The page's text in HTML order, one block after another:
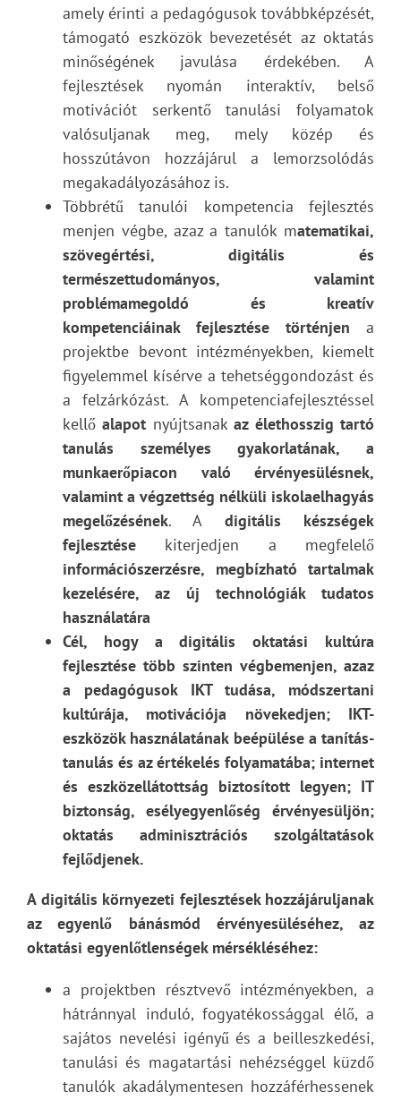
amely érinti a pedagógusok továbbképzését,
támogató eszközök bevezetését az oktatás
minőségének javulása érdekében. A
fejlesztések nyomán interaktív, belső
motivációt serkentő tanulási folyamatok
valósuljanak meg, mely közép és
hosszútávon hozzájárul a lemorzsolódás
megakadályozásához is.
Többrétű tanulói kompetencia fejlesztés
menjen végbe, azaz a tanulók matematikai,
szövegértési, digitális és
természettudományos, valamint
problémamegoldó és kreatív
kompetenciáinak fejlesztése történjen a
projektbe bevont intézményekben, kiemelt
figyelemmel kísérve a tehetséggondozást és
a felzárkózást. A kompetenciafejlesztéssel
kellőalapot nyújtsanakaz élethosszig tartó
tanulás személyes gyakorlatának, a
munkaerőpiacon való érvényesülésnek,
valamint a végzettség nélküli iskolaelhagyás
megelőzésének. A digitális készségek
fejlesztése kiterjedjen a megfelelő
információszerzésre, megbízható tartalmak
kezelésére, az új technológiák tudatos
használatára
Cél, hogy a digitális oktatási kultúra
fejlesztése több szinten végbemenjen, azaz
a pedagógusok IKT tudása, módszertani
kultúrája, motivációja növekedjen; IKT-
eszközök használatának beépülése a tanítás-
tanulás és az értékelés folyamatába; internet
és eszközellátottság biztosított legyen; IT
biztonság, esélyegyenlőség érvényesüljön;
oktatás adminisztrációs szolgáltatások
fejlődjenek.
A digitális környezeti fejlesztések hozzájáruljanak
az egyenlő bánásmód érvényesüléséhez, az
oktatási egyenlőtlenségek mérsékléséhez:
a projektben résztvevő intézményekben, a
hátránnyal induló, fogyatékossággal élő, a
sajátos nevelési igényű és a beilleszkedési,
tanulási és magatartási nehézséggel küzdő
tanulók akadálymentesen hozzáférhessenek